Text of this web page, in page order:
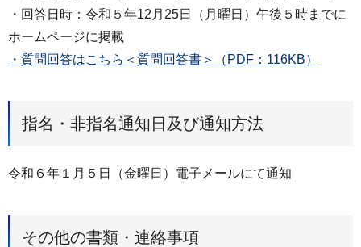
・回答日時：令和５年12月25日（月曜日）午後５時までに
ホームページに掲載
・質問回答はこちら＜質問回答書＞（PDF：116KB）
指名・非指名通知日及び通知方法
令和６年１月５日（金曜日）電子メールにて通知
その他の書類・連絡事項